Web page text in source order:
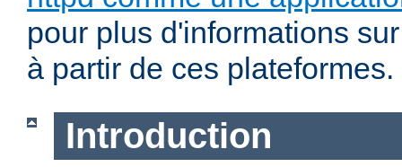
pour plus d'informations
à partir de ces plateformes.
Introduction